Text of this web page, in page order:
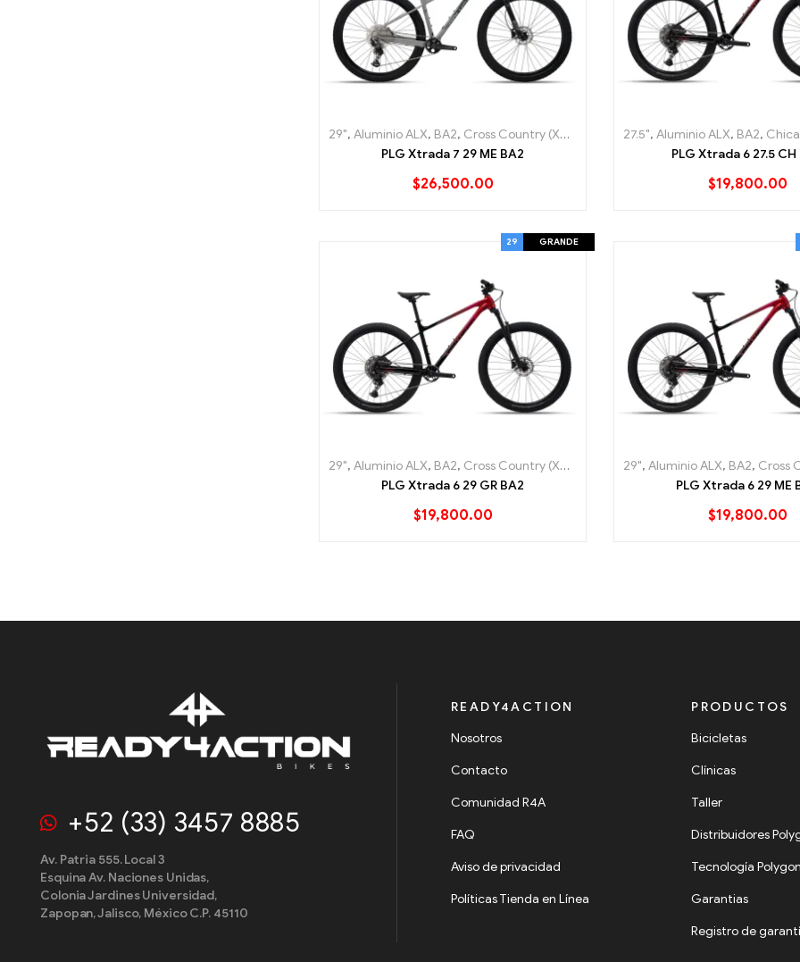
29", Aluminio ALX, BA2, Cross Country (XC) Hard Tail,Lo Mas nuevo,Mediana,
PLG Xtrada 7 29 ME BA2
$26,500.00
27.5", Aluminio ALX, BA2, Chica
PLG Xtrada 6 27.5 CH
$19,800.00
29 GRANDE
29", Aluminio ALX, BA2, Cross Country (XC) Grande,Hard Tail,Lo Mas nuevo,
PLG Xtrada 6 29 GR BA2
$19,800.00
29", Aluminio ALX, BA2, Cross
PLG Xtrada 6 29 ME
$19,800.00
+52 (33) 3457 8885
Av. Patria 555. Local 3
Esquina Av. Naciones Unidas,
Colonia Jardines Universidad,
Zapopan, Jalisco, México C.P. 45110
READY4ACTION
Nosotros
Contacto
Comunidad R4A
FAQ
Aviso de privacidad
Políticas Tienda en Línea
PRODUCTOS
Bicicletas
Clínicas
Taller
Distribuidores
Tecnología Polygon
Garantias
Registro de